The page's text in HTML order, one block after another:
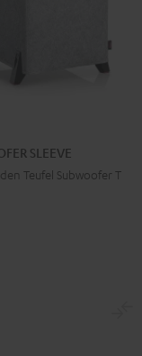
SLEEVE
Teufel Subwoofer T